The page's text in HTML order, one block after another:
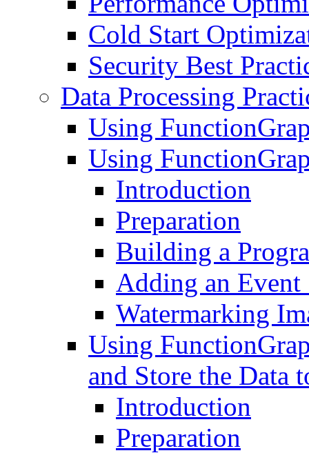
Cold Start
Security Best
Data Processing
Using
Using
Introduction
Preparation
Building a
Adding an Event
Watermarking
Using
and Store the Data
Introduction
Preparation